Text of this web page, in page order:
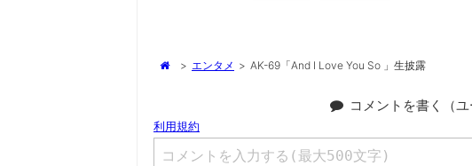
> エンタメ > AK-69「And I Love You So 」生披露
コメントを書く（ユ